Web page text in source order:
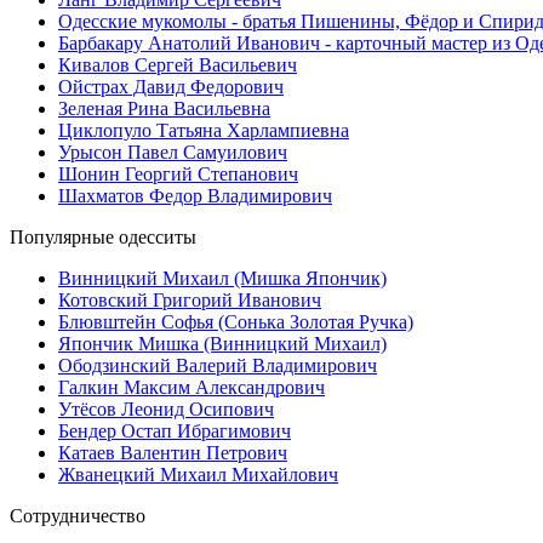
Одесские мукомолы - братья Пишенины, Фёдор и
Барбакару Анатолий Иванович - карточный мастер из
Кивалов Сергей Васильевич
Ойстрах Давид Федорович
Зеленая Рина Васильевна
Циклопуло Татьяна Харлампиевна
Урысон Павел Самуилович
Шонин Георгий Степанович
Шахматов Федор Владимирович
Популярные одесситы
Винницкий Михаил (Мишка Япончик)
Котовский Григорий Иванович
Блювштейн Софья (Сонька Золотая Ручка)
Япончик Мишка (Винницкий Михаил)
Ободзинский Валерий Владимирович
Галкин Максим Александрович
Утёсов Леонид Осипович
Бендер Остап Ибрагимович
Катаев Валентин Петрович
Жванецкий Михаил Михайлович
Сотрудничество